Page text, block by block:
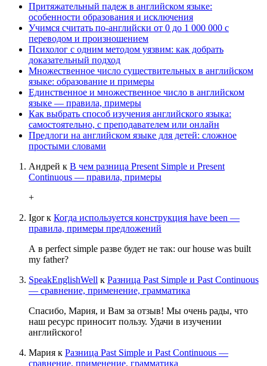
Притяжательный падеж в английском языке:
особенности образования и исключения
Учимся считать по-английски от 0 до 1 000 000 с
переводом и произношением
Психолог с одним методом уязвим: как добрать
доказательный подход
Множественное число существительных в английском
языке: образование и примеры
Единственное и множественное число в английском
языке — правила, примеры
Как выбрать способ изучения английского языка:
самостоятельно, с преподавателем или онлайн
Предлоги на английском языке для детей: сложное
простыми словами
Андрей к В чем разница Present Simple и Present
Continuous — правила, примеры
+
Igorк Когда используется конструкция have been —
правила, примеры предложений
А в perfect simple разве будет не так: our house was built
my father?
SpeakEnglishWell к Разница Past Simple и Past Continuous
— сравнение, применение, грамматика
Спасибо, Мария, и Вам за отзыв! Мы очень рады, что
наш ресурс приносит пользу. Удачи в изучении
английского!
Мария к Разница Past Simple и Past Continuous —
сравнение, применение, грамматика